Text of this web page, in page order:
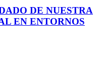
DE NUESTRA
EN ENTORNOS